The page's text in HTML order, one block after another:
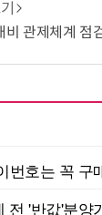
비 관제체계 점